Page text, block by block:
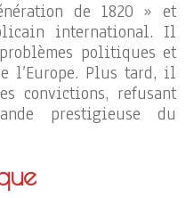
de 1820 » et
international. Il
politiques et
l’Europe. Plus tard, il
convictions, refusant
prestigieuse du